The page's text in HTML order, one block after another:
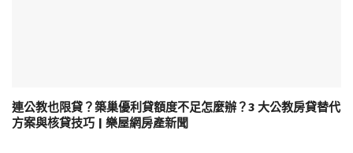
連公教也限貸？築巢優利貸額度不足怎麼辦？3 大公教房貸替代
方案與核貸技巧 | 樂屋網房產新聞